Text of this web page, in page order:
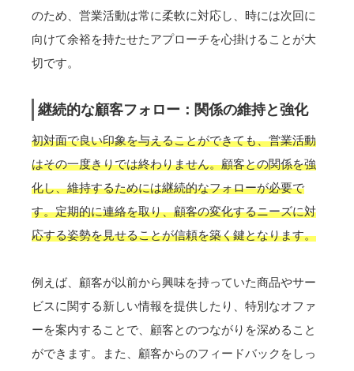
のため、営業活動は常に柔軟に対応し、時には次回に
向けて余裕を持たせたアプローチを心掛けることが大
切です。
継続的な顧客フォロー：関係の維持と強化
初対面で良い印象を与えることができても、営業活動
はその一度きりでは終わりません。顧客との関係を強
化し、維持するためには継続的なフォローが必要で
す。定期的に連絡を取り、顧客の変化するニーズに対
応する姿勢を見せることが信頼を築く鍵となります。
例えば、顧客が以前から興味を持っていた商品やサー
ビスに関する新しい情報を提供したり、特別なオファ
ーを案内することで、顧客とのつながりを深めること
ができます。また、顧客からのフィードバックをしっ